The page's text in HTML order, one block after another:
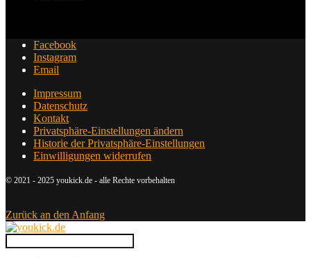
Facebook
Instagram
Email
Impressum
Datenschutz
Kontakt
Privatsphäre-Einstellungen ändern
Historie der Privatsphäre-Einstellungen
Einwilligungen widerrufen
© 2021 - 2025 youkick.de - alle Rechte vorbehalten
Zurück an den Anfang